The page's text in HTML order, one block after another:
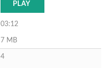
PLAY
03:12
7 MB
4